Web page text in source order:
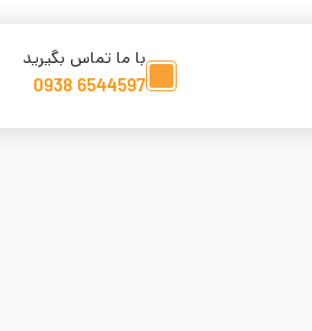
با ما تماس بگیرید
6544597 0938